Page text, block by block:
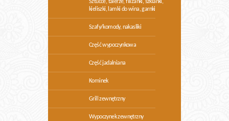
Sztućce, talerze, filiżanki, szklanki,
kieliszki, lamki do wina, garnki
Szafy/komody, nakasliki
Część wypoczynkowa
Część jadalniana
Kominek
Grill zewnętrzny
Wypoczynek zewnętrzny